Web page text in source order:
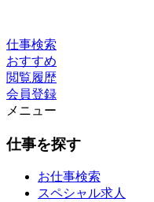
仕事検索
おすすめ
閲覧履歴
会員登録
メニュー
仕事を探す
お仕事検索
スペシャル求人